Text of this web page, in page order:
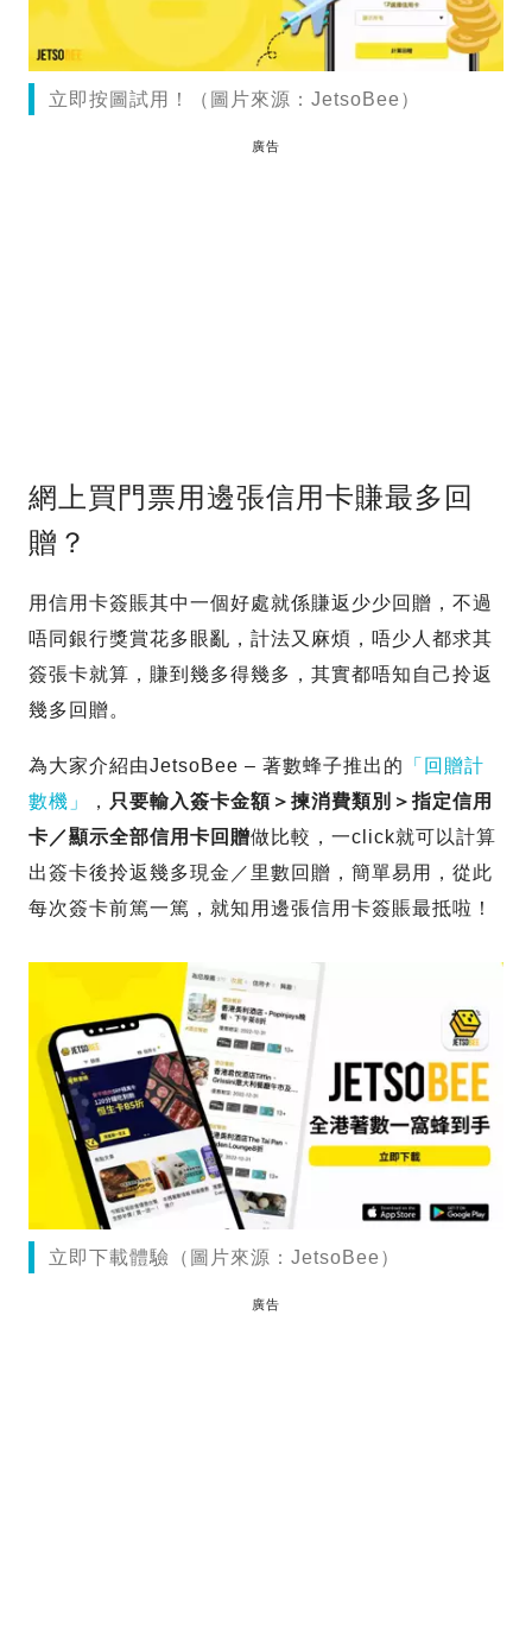
立即按圖試用！（圖片來源：JetsoBee）
廣告
網上買門票用邊張信用卡賺最多回
贈？
用信用卡簽賬其中一個好處就係賺返少少回贈，不過
唔同銀行獎賞花多眼亂，計法又麻煩，唔少人都求其
簽張卡就算，賺到幾多得幾多，其實都唔知自己拎返
幾多回贈。
為大家介紹由JetsoBee – 著數蜂子推出的
「回贈計
數機」
， 只要輸入簽卡金額＞揀消費類別＞指定信用
卡／顯示全部信用卡回贈做比較，一click就可以計算
出簽卡後拎返幾多現金／里數回贈，簡單易用，從此
每次簽卡前篤一篤，就知用邊張信用卡簽賬最抵啦！
立即下載體驗（圖片來源：JetsoBee）
廣告